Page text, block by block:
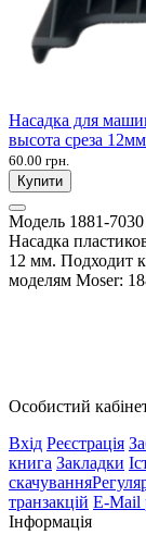
Насадка для
высота среза
60.00 грн.
Купити
Модель 1881-7030
Насадка
12 мм. Подходит
моделям Moser:
Особистий
Вхід Реєстрація
книга Закладки
скачування
транзакцій E-Mail
Інформація